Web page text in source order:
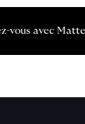
z-vous avec Matt